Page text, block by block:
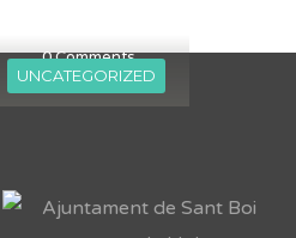
UNCATEGORIZED
0 Comments